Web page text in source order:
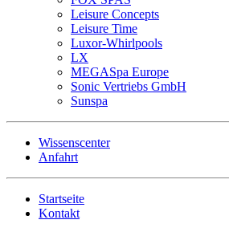
Leisure Concepts
Leisure Time
Luxor-Whirlpools
LX
MEGASpa Europe
Sonic Vertriebs GmbH
Sunspa
Wissenscenter
Anfahrt
Startseite
Kontakt